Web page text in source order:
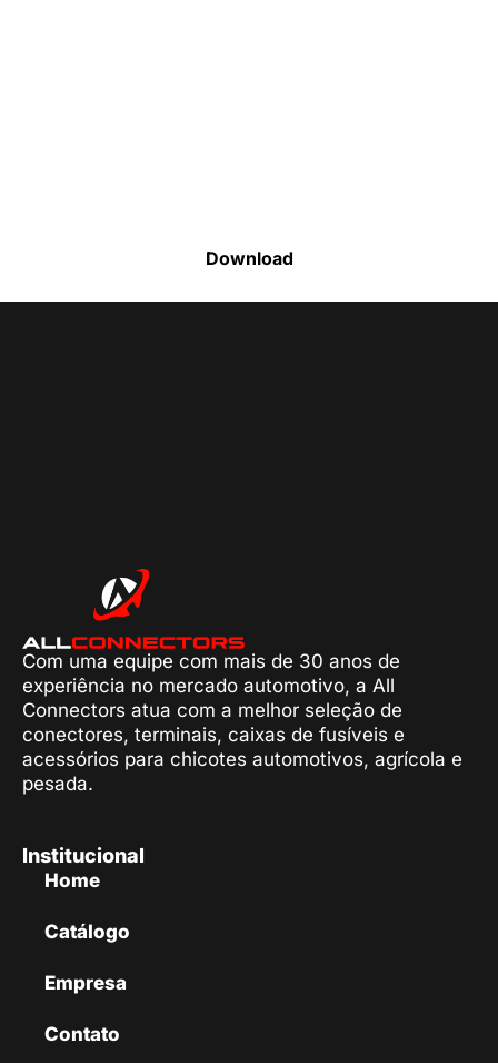
Download
Com uma equipe com mais de 30 anos de
experiência no mercado automotivo, a All
Connectors atua com a melhor seleção de
conectores, terminais, caixas de fusíveis e
acessórios para chicotes automotivos, agrícola e
pesada.
Institucional
Home
Catálogo
Empresa
Contato